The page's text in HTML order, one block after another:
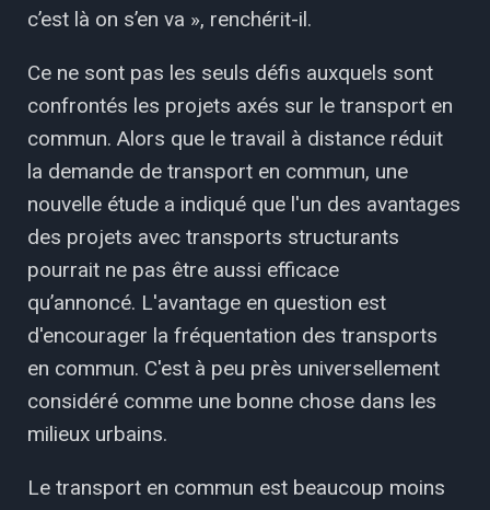
c’est là on s’en va », renchérit-il.
Ce ne sont pas les seuls défis auxquels sont
confrontés les projets axés sur le transport en
commun. Alors que le travail à distance réduit
la demande de transport en commun, une
nouvelle étude a indiqué que l'un des avantages
des projets avec transports structurants
pourrait ne pas être aussi efficace
qu’annoncé. L'avantage en question est
d'encourager la fréquentation des transports
en commun. C'est à peu près universellement
considéré comme une bonne chose dans les
milieux urbains.
Le transport en commun est beaucoup moins